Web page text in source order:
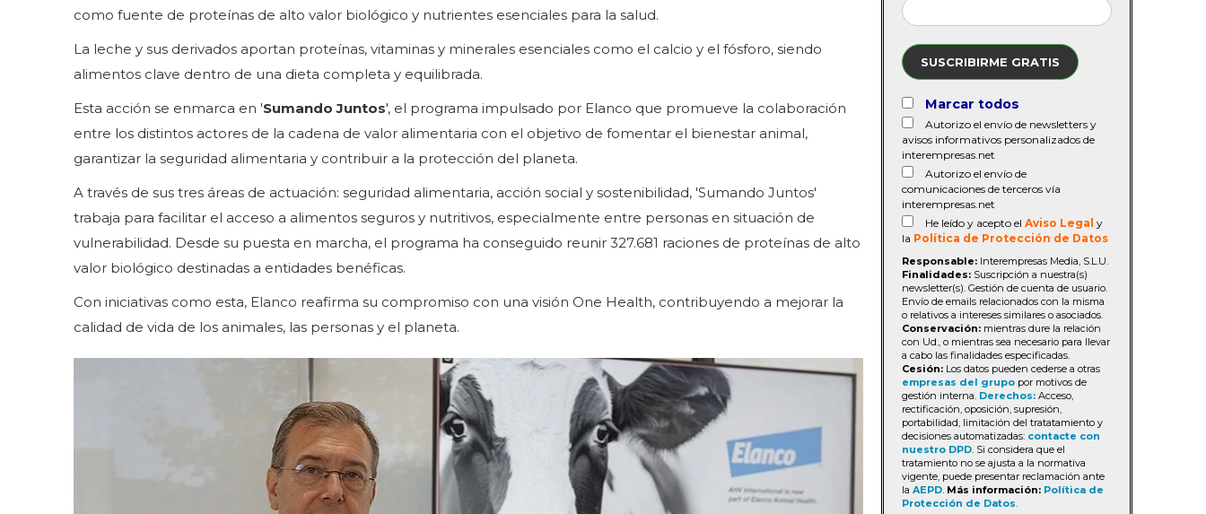
como fuente de proteínas de alto valor biológico y nutrientes esenciales para la salud.
La leche y sus derivados aportan proteínas, vitaminas y minerales esenciales como el calcio y el fósforo, siendo
alimentos clave dentro de una dieta completa y equilibrada.
Esta acción se enmarca en 'Sumando Juntos', el programa impulsado por Elanco que promueve la colaboración
entre los distintos actores de la cadena de valor alimentaria con el objetivo de fomentar el bienestar animal,
garantizar la seguridad alimentaria y contribuir a la protección del planeta.
A través de sus tres áreas de actuación: seguridad alimentaria, acción social y sostenibilidad, 'Sumando Juntos'
trabaja para facilitar el acceso a alimentos seguros y nutritivos, especialmente entre personas en situación de
vulnerabilidad. Desde su puesta en marcha, el programa ha conseguido reunir 327.681 raciones de proteínas de alto
valor biológico destinadas a entidades benéficas.
Con iniciativas como esta, Elanco reafirma su compromiso con una visión One Health, contribuyendo a mejorar la
calidad de vida de los animales, las personas y el planeta.
SUSCRIBIRME GRATIS
Marcar todos
Autorizo el envío de newsletters y
avisos informativos personalizados de
interempresas.net
Autorizo el envío de
comunicaciones de terceros vía
interempresas.net
He leído y acepto el Aviso Legal y
la Política de Protección de Datos
Responsable: Interempresas Media, S.L.U.
Finalidades: Suscripción a nuestra(s)
newsletter(s). Gestión de cuenta de usuario.
Envío de emails relacionados con la misma
o relativos a intereses similares o asociados.
Conservación: mientras dure la relación
con Ud., o mientras sea necesario para llevar
a cabo las finalidades especificadas.
Cesión: Los datos pueden cederse a otras
empresas del grupo por motivos de
gestión interna. Derechos: Acceso,
rectificación, oposición, supresión,
portabilidad, limitación del tratatamiento y
decisiones automatizadas: contacte con
nuestro DPD. Si considera que el
tratamiento no se ajusta a la normativa
vigente, puede presentar reclamación ante
la AEPD. Más información: Política de
Protección de Datos.